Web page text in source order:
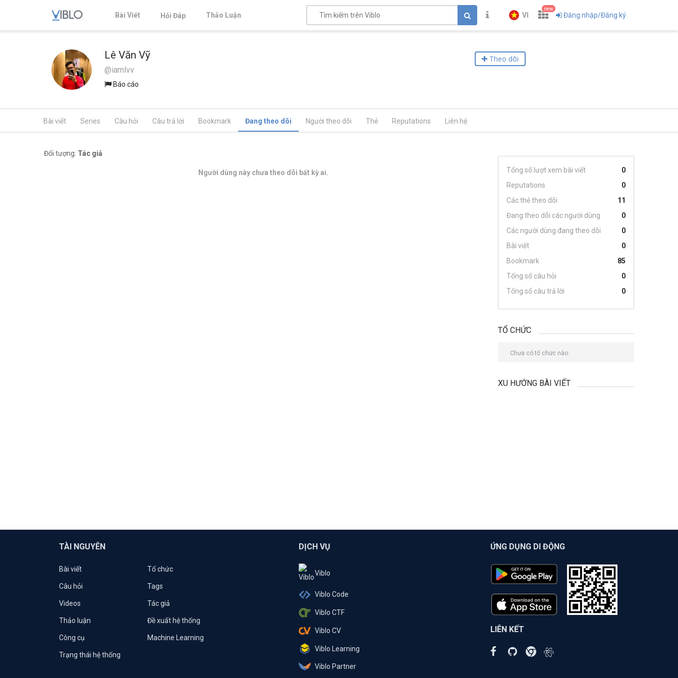
Bài Viết Hỏi Đáp Thảo Luận VI
new
Đăng nhập/Đăng ký
Lê Văn Vỹ
@iamlvv
Báo cáo
Theo dõi
Bài viết Series Câu hỏi Câu trả lời Bookmark Đang theo dõi Người theo dõi Thẻ Reputations Liên hệ
Đối tượng: Tác giả
Người dùng này chưa theo dõi bất kỳ ai. Tổng số lượt xem bài viết
0
Reputations
0
Các thẻ theo dõi
11
Đang theo dõi các người dùng
0
Các người dùng đang theo dõi
0
Bài viết
0
Bookmark
85
Tổng số câu hỏi
0
Tổng số câu trả lời
0
TỔ CHỨC
Chưa có tổ chức nào.
XU HƯỚNG BÀI VIẾT
TÀI NGUYÊN
Bài viết Tổ chức
Câu hỏi Tags
Videos Tác giả
Thảo luận Đề xuất hệ thống
Công cụ Machine Learning
Trạng thái hệ thống
DỊCH VỤ
Viblo
Viblo Code
Viblo CTF
Viblo CV
Viblo Learning
Viblo Partner
ỨNG DỤNG DI ĐỘNG
LIÊN KẾT